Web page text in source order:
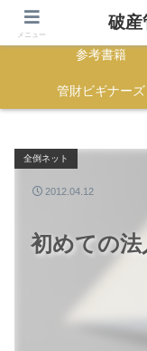
HOME
参考書籍
管財ビギナーズ
初めての法
全倒ネット
2012.04.12
メニュー
破産